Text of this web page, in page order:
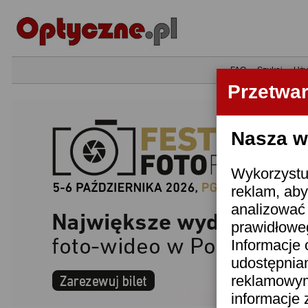
Nasza
reklam,
Informacje
informacje
•FAQ•Szukaj•